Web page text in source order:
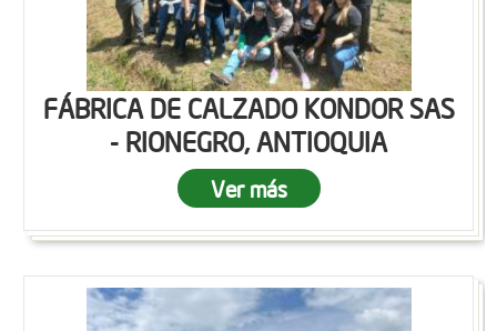
FÁBRICA DE CALZADO KONDOR SAS
- RIONEGRO, ANTIOQUIA
Ver más